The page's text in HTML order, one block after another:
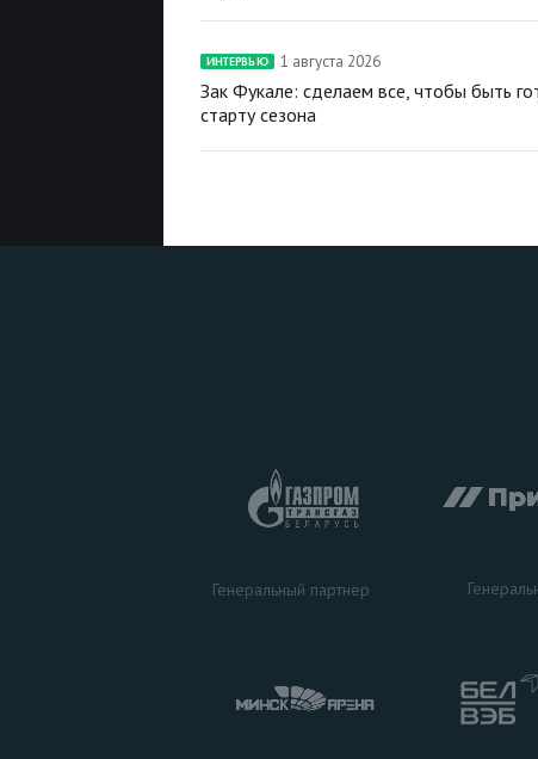
ИНТЕРВЬЮ 1 августа 2026
Зак Фукале: сделаем все, чтобы быть
старту сезона
Генеральный партнер